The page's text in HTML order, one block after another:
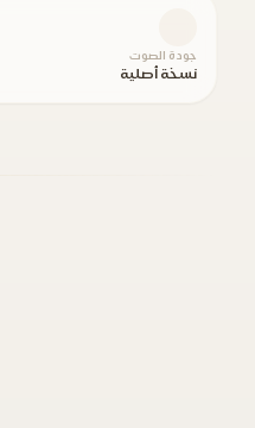
جودة الصوت
نسخة أصلية